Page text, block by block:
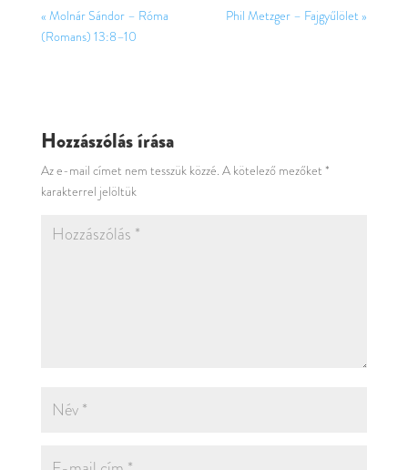
« Molnár Sándor – Róma
(Romans) 13:8–10
Phil Metzger – Fajgyűlölet »
Hozzászólás írása
Az e-mail címet nem tesszük közzé. A kötelező mezőket *
karakterrel jelöltük